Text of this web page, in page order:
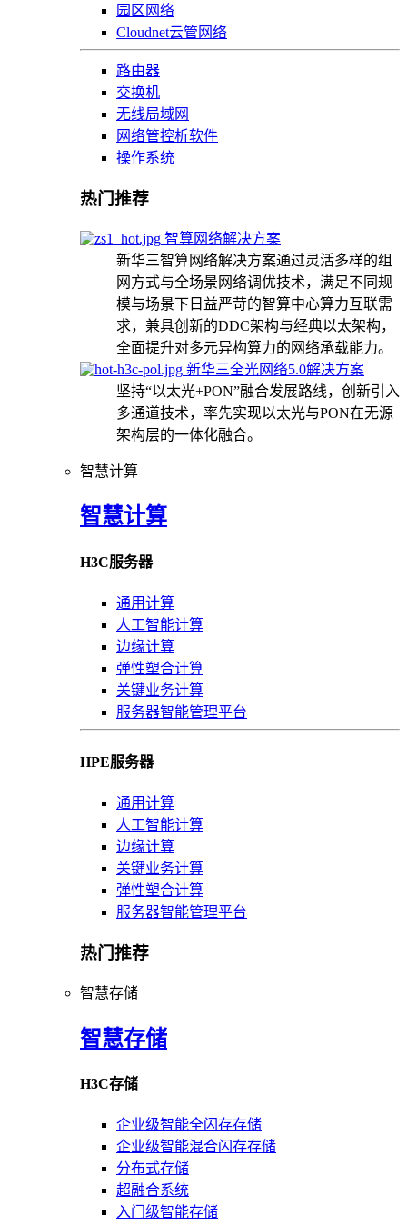
园区网络
Cloudnet云管网络
路由器
交换机
无线局域网
网络管控析软件
操作系统
热门推荐
智算网络解决方案
新华三智算网络解决方案通过灵活多样的组
网方式与全场景网络调优技术，满足不同规
模与场景下日益严苛的智算中心算力互联需
求，兼具创新的DDC架构与经典以太架构，
全面提升对多元异构算力的网络承载能力。
新华三全光网络5.0解决方案
坚持“以太光+PON”融合发展路线，创新引入
多通道技术，率先实现以太光与PON在无源
架构层的一体化融合。
智慧计算
智慧计算
H3C服务器
通用计算
人工智能计算
边缘计算
弹性塑合计算
关键业务计算
服务器智能管理平台
HPE服务器
通用计算
人工智能计算
边缘计算
关键业务计算
弹性塑合计算
服务器智能管理平台
热门推荐
智慧存储
智慧存储
H3C存储
企业级智能全闪存存储
企业级智能混合闪存存储
分布式存储
超融合系统
入门级智能存储